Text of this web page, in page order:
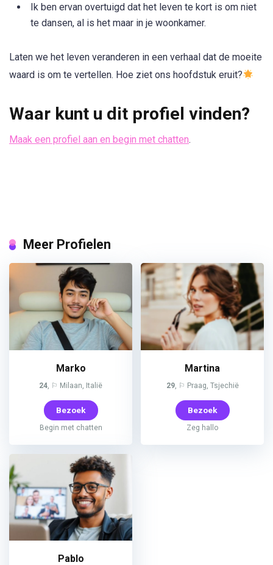
Ik ben ervan overtuigd dat het leven te kort is om niet
te dansen, al is het maar in je woonkamer.
Laten we het leven veranderen in een verhaal dat de moeite
waard is om te vertellen. Hoe ziet ons hoofdstuk eruit?
Waar kunt u dit profiel vinden?
Maak een profiel aan en begin met chatten.
Meer Profielen
Marko
24 , ⚐ Milaan, Italië
Bezoek
Begin met chatten
Martina
29, ⚐ Praag, Tsjechië
Bezoek
Zeg hallo
Pablo